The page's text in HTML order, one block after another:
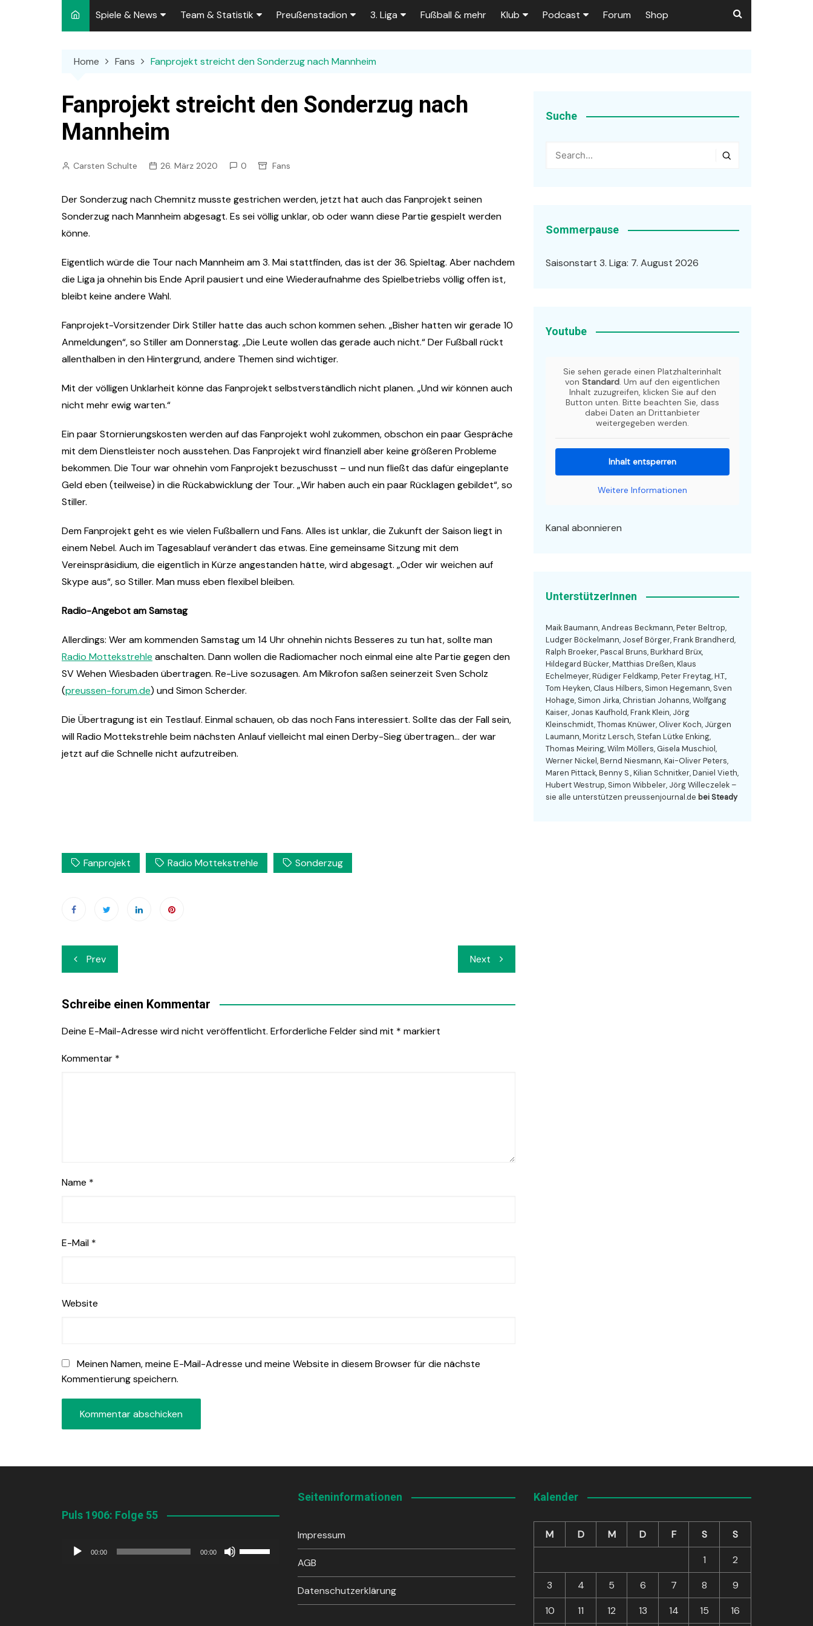
Spiele & News
Team-News
Punktspiele
Pokalspiele
Testspiele
Archiv
Spielplan 2025/2026
Team & Statistik
Sperren und Ausfälle
Zuschauer-Statistik
Ewige Tabellen
Preußenstadion
Fragen und Antworten
Stadionumbau ab 2025
Das aktuelle
Zuschauerkapazität
3. Liga
Spielplan
Zuschauer-Statistik
Fußball & mehr Klub
Ex-Preußen
Podcast Forum Shop
Home Fans Fanprojekt streicht den Sonderzug nach Mannheim
Fanprojekt streicht den Sonderzug nach
Mannheim
Carsten Schulte 26. März 2020 0 Fans
Der Sonderzug nach Chemnitz musste gestrichen werden, jetzt hat auch das Fanprojekt seinen
Sonderzug nach Mannheim abgesagt. Es sei völlig unklar, ob oder wann diese Partie gespielt werden
könne.
Eigentlich würde die Tour nach Mannheim am 3. Mai stattfinden, das ist der 36. Spieltag. Aber nachdem
die Liga ja ohnehin bis Ende April pausiert und eine Wiederaufnahme des Spielbetriebs völlig offen ist,
bleibt keine andere Wahl.
Fanprojekt-Vorsitzender Dirk Stiller hatte das auch schon kommen sehen. „Bisher hatten wir gerade 10
Anmeldungen“, so Stiller am Donnerstag. „Die Leute wollen das gerade auch nicht.“ Der Fußball rückt
allenthalben in den Hintergrund, andere Themen sind wichtiger.
Mit der völligen Unklarheit könne das Fanprojekt selbstverständlich nicht planen. „Und wir können auch
nicht mehr ewig warten.“
Ein paar Stornierungskosten werden auf das Fanprojekt wohl zukommen, obschon ein paar Gespräche
mit dem Dienstleister noch ausstehen. Das Fanprojekt wird finanziell aber keine größeren Probleme
bekommen. Die Tour war ohnehin vom Fanprojekt bezuschusst – und nun fließt das dafür eingeplante
Geld eben (teilweise) in die Rückabwicklung der Tour. „Wir haben auch ein paar Rücklagen gebildet“, so
Stiller.
Dem Fanprojekt geht es wie vielen Fußballern und Fans. Alles ist unklar, die Zukunft der Saison liegt in
einem Nebel. Auch im Tagesablauf verändert das etwas. Eine gemeinsame Sitzung mit dem
Vereinspräsidium, die eigentlich in Kürze angestanden hätte, wird abgesagt. „Oder wir weichen auf
Skype aus“, so Stiller. Man muss eben flexibel bleiben.
Radio-Angebot am Samstag
Allerdings: Wer am kommenden Samstag um 14 Uhr ohnehin nichts Besseres zu tun hat, sollte man
Radio Mottekstrehle anschalten. Dann wollen die Radiomacher noch einmal eine alte Partie gegen den
SV Wehen Wiesbaden übertragen. Re-Live sozusagen. Am Mikrofon saßen seinerzeit Sven Scholz
(preussen-forum.de) und Simon Scherder.
Die Übertragung ist ein Testlauf. Einmal schauen, ob das noch Fans interessiert. Sollte das der Fall sein,
will Radio Mottekstrehle beim nächsten Anlauf vielleicht mal einen Derby-Sieg übertragen… der war
jetzt auf die Schnelle nicht aufzutreiben.
Fanprojekt Radio Mottekstrehle Sonderzug
Beitrags-
Navigation
Prev Next
Schreibe einen Kommentar
Deine E-Mail-Adresse wird nicht veröffentlicht. Erforderliche Felder sind mit * markiert
Kommentar *
Name *
E-Mail *
Website
Meinen Namen, meine E-Mail-Adresse und meine Website in diesem Browser für die nächste
Kommentierung speichern.
Suche
Sommerpause
Saisonstart 3. Liga: 7. August 2026
Youtube
Sie sehen gerade einen Platzhalterinhalt
von Standard. Um auf den eigentlichen
Inhalt zuzugreifen, klicken Sie auf den
Button unten. Bitte beachten Sie, dass
dabei Daten an Drittanbieter
weitergegeben werden.
Inhalt entsperren
Weitere Informationen
Kanal abonnieren
UnterstützerInnen
Maik Baumann, Andreas Beckmann, Peter Beltrop,
Ludger Böckelmann, Josef Börger, Frank Brandherd,
Ralph Broeker, Pascal Bruns, Burkhard Brüx,
Hildegard Bücker, Matthias Dreßen, Klaus
Echelmeyer, Rüdiger Feldkamp, Peter Freytag, H.T.,
Tom Heyken, Claus Hilbers, Simon Hegemann, Sven
Hohage, Simon Jirka, Christian Johanns, Wolfgang
Kaiser, Jonas Kaufhold, Frank Klein, Jörg
Kleinschmidt, Thomas Knüwer, Oliver Koch, Jürgen
Laumann, Moritz Lersch, Stefan Lütke Enking,
Thomas Meiring, Wilm Möllers, Gisela Muschiol,
Werner Nickel, Bernd Niesmann, Kai-Oliver Peters,
Maren Pittack, Benny S., Kilian Schnitker, Daniel Vieth,
Hubert Westrup, Simon Wibbeler, Jörg Willeczelek –
sie alle unterstützen preussenjournal.de bei Steady
Puls 1906: Folge 55
Audio-
00:00 00:00
Seiteninformationen
Impressum
AGB
Datenschutzerklärung
Kalender
M D M D F S
S
1
2
3
4 5 6 7 8
9
10
11 12 13 14 15 16